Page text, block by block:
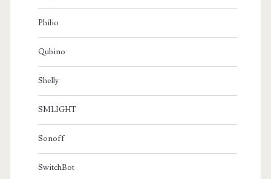
Philio
Qubino
Shelly
SMLIGHT
Sonoff
SwitchBot